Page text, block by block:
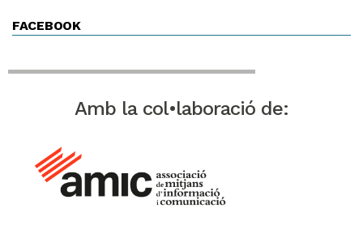
FACEBOOK
Amb la col•laboració de: